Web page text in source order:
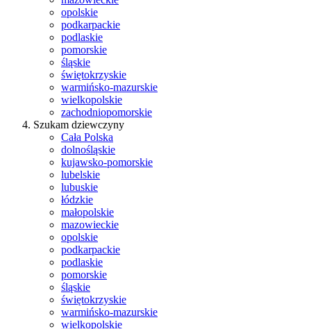
opolskie
podkarpackie
podlaskie
pomorskie
śląskie
świętokrzyskie
warmińsko-mazurskie
wielkopolskie
zachodniopomorskie
Szukam dziewczyny
Cała Polska
dolnośląskie
kujawsko-pomorskie
lubelskie
lubuskie
łódzkie
małopolskie
mazowieckie
opolskie
podkarpackie
podlaskie
pomorskie
śląskie
świętokrzyskie
warmińsko-mazurskie
wielkopolskie